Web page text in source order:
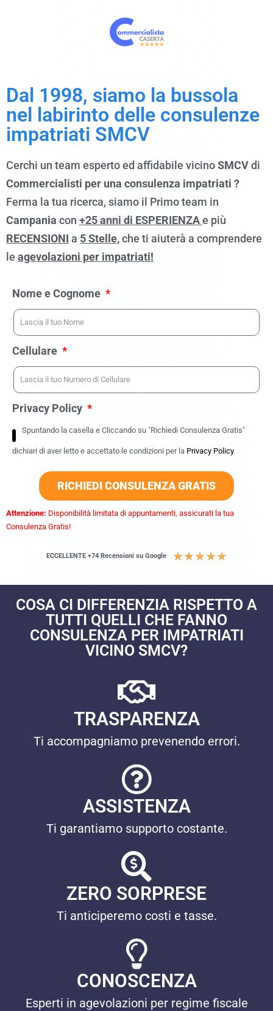
Dal 1998, siamo la bussola
nel labirinto delle consulenze
impatriati SMCV
Cerchi un team esperto ed affidabile vicinoSMCVdi
Commercialisti per una consulenza impatriati ?
Ferma la tua ricerca, siamo il Primo team in
Campania con +25 anni di ESPERIENZAe più
RECENSIONI a 5 Stelle,che ti aiuterà a comprendere
le agevolazioni per impatriati!
Nome e Cognome
Cellulare
Privacy Policy
Spuntando la casella e Cliccando su "Richiedi Consulenza Gratis"
dichiari di aver letto e accettato le condizioni per la Privacy Policy
RICHIEDI CONSULENZA GRATIS
Attenzione: Disponibilità limitata di appuntamenti, assicurati la tua
Consulenza Gratis!
ECCELLENTE +74 Recensioni su Google ★★★★★
COSA CI DIFFERENZIA RISPETTO A
TUTTI QUELLI CHE FANNO
CONSULENZA PER IMPATRIATI
VICINO SMCV?
TRASPARENZA
Ti accompagniamo prevenendo errori.
ASSISTENZA
Ti garantiamo supporto costante.
ZERO SORPRESE
Ti anticiperemo costi e tasse.
CONOSCENZA
Esperti in agevolazioni per regime fiscale